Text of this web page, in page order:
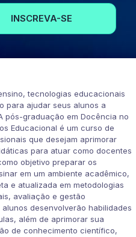
INSCREVA-SE
tecnologias educacionais
para ajudar seus alunos a
graduação em Docência no
Educacional é um curso de
que desejam aprimorar
para atuar como docentes
objetivo preparar os
em um ambiente acadêmico,
e atualizada em metodologias
avaliação e gestão
desenvolverão habilidades
além de aprimorar sua
de conhecimento científico,